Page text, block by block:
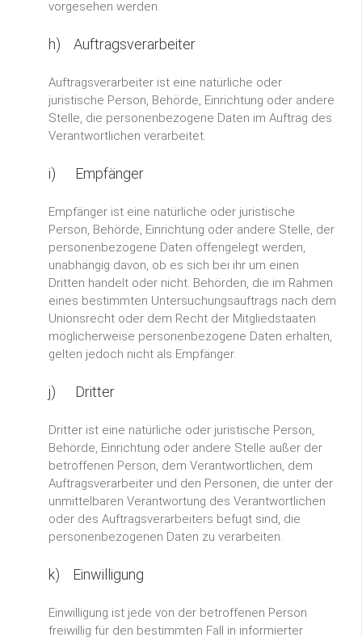
vorgesehen werden.
h) Auftragsverarbeiter
Auftragsverarbeiter ist eine natürliche oder
juristische Person, Behörde, Einrichtung oder andere
Stelle, die personenbezogene Daten im Auftrag des
Verantwortlichen verarbeitet.
i) Empfänger
Empfänger ist eine natürliche oder juristische
Person, Behörde, Einrichtung oder andere Stelle, der
personenbezogene Daten offengelegt werden,
unabhängig davon, ob es sich bei ihr um einen
Dritten handelt oder nicht. Behörden, die im Rahmen
eines bestimmten Untersuchungsauftrags nach dem
Unionsrecht oder dem Recht der Mitgliedstaaten
möglicherweise personenbezogene Daten erhalten,
gelten jedoch nicht als Empfänger.
j) Dritter
Dritter ist eine natürliche oder juristische Person,
Behörde, Einrichtung oder andere Stelle außer der
betroffenen Person, dem Verantwortlichen, dem
Auftragsverarbeiter und den Personen, die unter der
unmittelbaren Verantwortung des Verantwortlichen
oder des Auftragsverarbeiters befugt sind, die
personenbezogenen Daten zu verarbeiten.
k) Einwilligung
Einwilligung ist jede von der betroffenen Person
freiwillig für den bestimmten Fall in informierter